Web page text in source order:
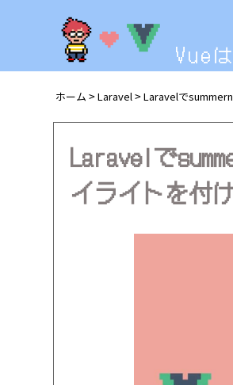
Vue
ホーム > Laravel > Laravelで
Laravelで
イライトを付